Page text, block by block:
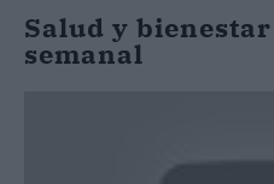
Salud y
semanal